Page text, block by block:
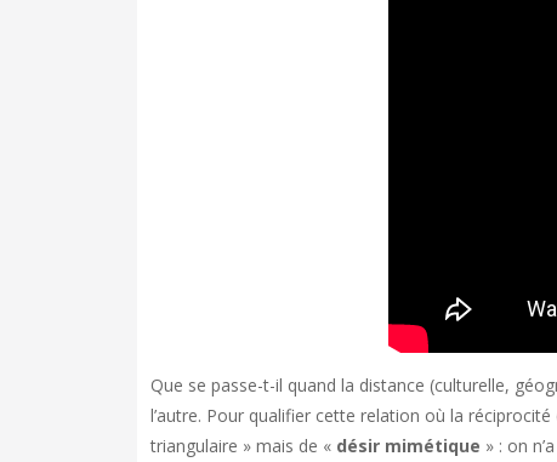
Que se passe-t-il quand la distance (culturelle,
l’autre. Pour qualifier cette relation où la
triangulaire » mais de « désir mimétique » : on